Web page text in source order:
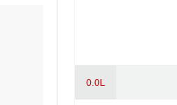
0.0L